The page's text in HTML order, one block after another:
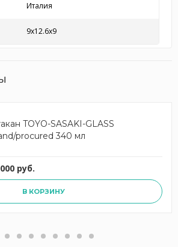
Италия
9x12.6x9
TOYO-SASAKI-GLASS
procured 340 мл
руб.
В КОРЗИНУ